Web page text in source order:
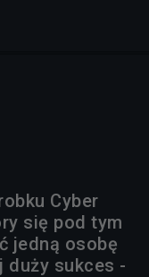
Cyber
się pod tym
jedną osobę
duży sukces -